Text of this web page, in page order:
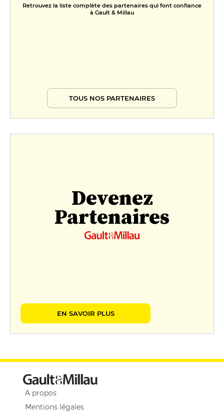
Retrouvez la liste complète des partenaires qui font confiance
à Gault & Millau
TOUS NOS PARTENAIRES
Devenez
Partenaires
EN SAVOIR PLUS
A propos
Mentions légales